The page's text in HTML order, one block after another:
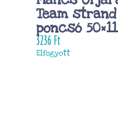
Team
poncsó
3236Ft
Elfogyott